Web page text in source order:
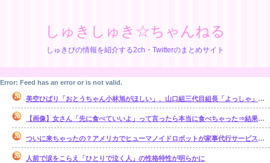
しゅきしゅき☆ちゃんねる
しゅきぴの情報を紹介する2ch・Twitterのまとめサイト
Error: Feed has an error or is not valid.
美空ひばり「おとうちゃん小林旭がほしい」、山口組三代目組長「よっしゃ」、昭和ヤバすぎ⇒！！！
【画像】女さん「先に食べていいよ」って言ったら本当に食べちゃった⇒結果ｗｗ
ついに来ちゃったの？アメリカでヒューマノイドロボットが家事代行サービスを開始
人前で涙をこらえ「ひとりで泣く人」の性格特性が明らかに